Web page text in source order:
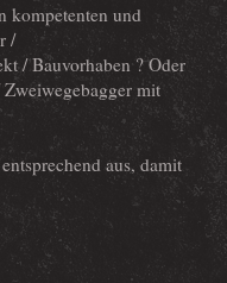
kompetenten und
/
/ Bauvorhaben ? Oder
mit
aus, damit